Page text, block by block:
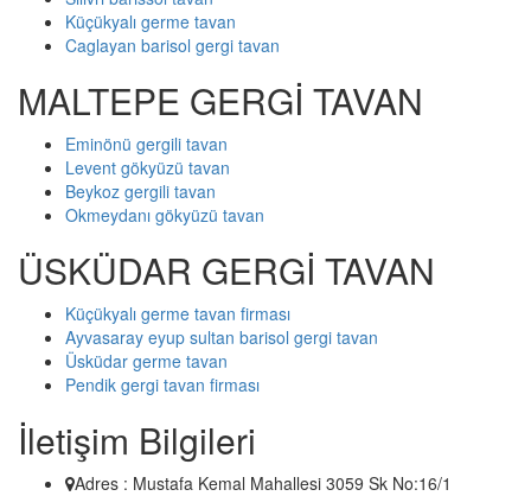
Küçükyalı germe tavan
Caglayan barisol gergi tavan
MALTEPE GERGİ TAVAN
Eminönü gergili tavan
Levent gökyüzü tavan
Beykoz gergili tavan
Okmeydanı gökyüzü tavan
ÜSKÜDAR GERGİ TAVAN
Küçükyalı germe tavan firması
Ayvasaray eyup sultan barisol gergi tavan
Üsküdar germe tavan
Pendik gergi tavan firması
İletişim Bilgileri
Adres : Mustafa Kemal Mahallesi 3059 Sk No:16/1